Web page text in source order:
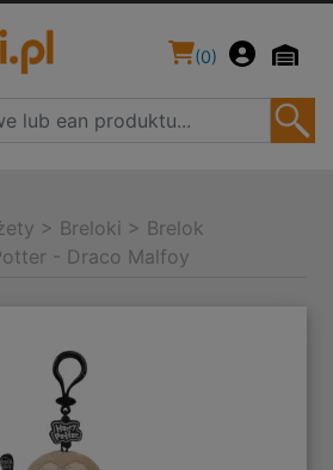
(0)
> Breloki > Brelok
- Draco Malfoy